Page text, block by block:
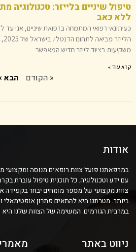
טיפול שיניים בלייזר: טכנולוגיה
ללא כאב
כעיתונאי רפואי המתמחה ברפואת שיניים, אני עד
משקיעות בציוד לייזר חדיש המאפשר
קרא עוד »
« הקודם הבא
אודות
במרפאתנו פועל צוות רופאים מנוסה ומקצועי
עם ידע וטכנולוגיה. כל תוכנית טיפול עוברת
צוות מקצועי של מספר מומחים יבחר בקפידה
ביותר. מטרתנו היא להתאים פתרון אופטימאלי
במרבית הגורמים. המשימה של הצוות שלנו
ניווט באתר